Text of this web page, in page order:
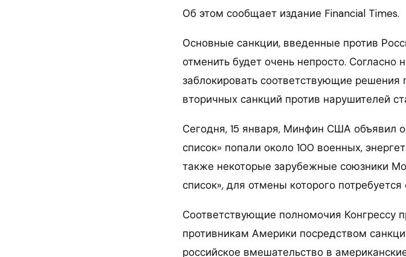
Об этом сообщает издание Financial Times.
Основные санкции, введенные против
отменить будет очень непросто.
заблокировать соответствующие решения
вторичных санкций против нарушителей
Сегодня, 15 января, Минфин США объявил
список» попали около 100 военных,
также некоторые зарубежные союзники
список», для отмены которого
Соответствующие полномочия Конгрессу
противникам Америки посредством
российское вмешательство в